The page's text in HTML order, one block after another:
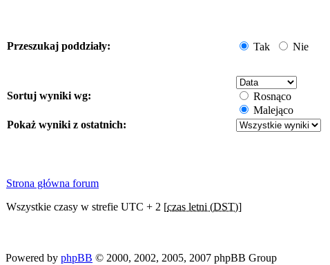
Przeszukaj poddziały: Tak Nie
Sortuj wyniki wg:
Rosnąco
Malejąco
Pokaż wyniki z ostatnich:
Strona główna forum
Wszystkie czasy w strefie UTC + 2 [czas letni (DST)]
Powered by phpBB © 2000, 2002, 2005, 2007 phpBB Group